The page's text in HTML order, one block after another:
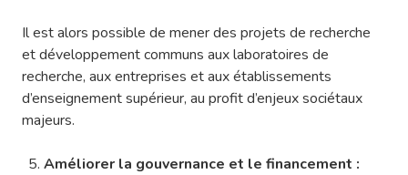
Il est alors possible de mener des projets de recherche
et développement communs aux laboratoires de
recherche, aux entreprises et aux établissements
d’enseignement supérieur, au profit d’enjeux sociétaux
majeurs.
Améliorer la gouvernance et le financement :